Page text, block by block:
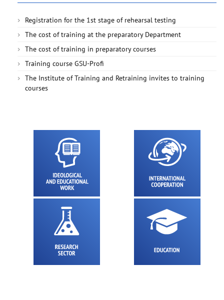
Registration for the 1st stage of rehearsal testing
The cost of training at the preparatory Department
The cost of training in preparatory courses
Training course GSU-Profi
The Institute of Training and Retraining invites to training
courses